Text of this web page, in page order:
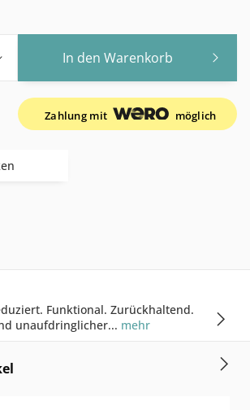
In den Warenkorb
Zahlung mit möglich
Funktional. Zurückhaltend.
unaufdringlicher... mehr